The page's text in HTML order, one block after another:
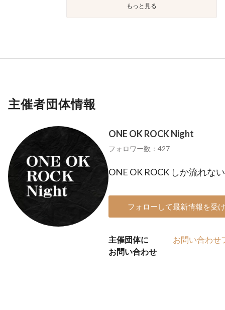
もっと見る
主催者団体情報
ONE OK ROCK Night
フォロワー数：427
ONE OK ROCK しか流れな
フォローして最新情報を受
主催団体に
お問い合わせ
お問い合わせ